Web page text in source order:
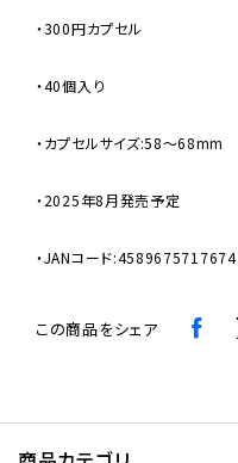
・300円カプセル
・40個入り
・カプセルサイズ:58〜68mm
・2025年8月発売予定
・JANコード:4589675717674
この商品をシェア